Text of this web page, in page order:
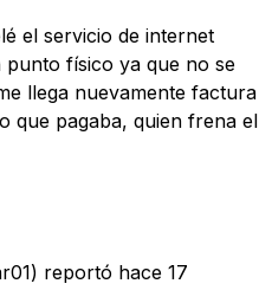
el servicio de internet
físico ya que no se
llega nuevamente factura
que pagaba, quien frena el
reportó hace 17